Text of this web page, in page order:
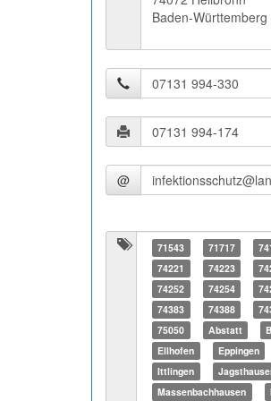
Baden-Württemberg
@
71543 71717
74221
74223
74252
74254
74383
74388
75050
Abstatt
Ellhofen
Eppingen
Ittlingen
Massenbachhausen